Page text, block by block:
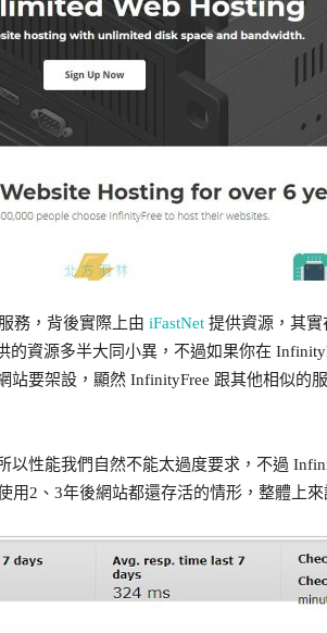
務，背後實際上由 iFastNet 提供資源，其
的資源多半大同小異，不過如果你在
站要架設，顯然 InfinityFree 跟其他相似的
以性能我們自然不能太過度要求，不過
用2、3年後網站都還存活的情形，整體上來